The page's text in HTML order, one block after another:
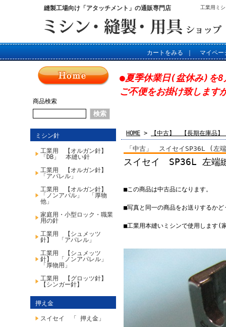
縫製工場向け「アタッチメント」の通販専門店 工業用ミ
カートをみる マイペー
商品検索
ミシン針
工業用 【オルガン針】
「DB」 本縫い針
工業用 【オルガン針】
「アパレル」
工業用 【オルガン針】
「ノンアパル」 「厚物
他」
家庭用・小型ロック・職業
用の針
工業用 【シュメッツ
針】 「アパレル」
工業用 【シュメッツ
針】 「ノンアパレル」
「厚物用」
工業用 【グロッツ針】
【シンガー針】
押え金
スイセイ 「 押え金」
●夏季休業日(盆休み)を
ご不便をお掛け致します
HOME > 【中古】 【長期在庫品
「中古」 スイセイSP36L (左
スイセイ SP36L 左
■この商品は中古品になります。
■写真と同一の商品をお送りするか
■工業用本縫いミシンで使用します(